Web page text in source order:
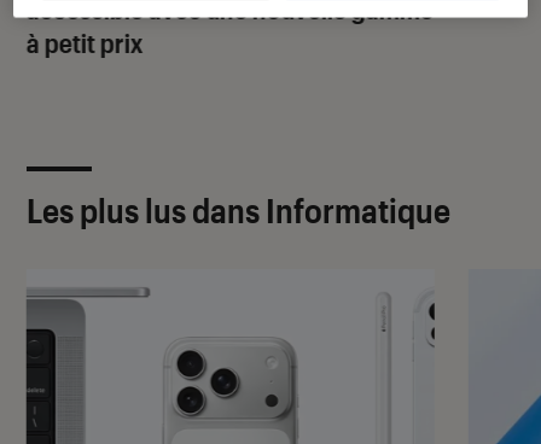
accessible avec une nouvelle gamme
à petit prix
Les plus lus dans Informatique